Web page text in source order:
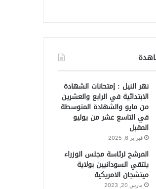
نهر النيل : إمتحانات الشهادة
الابتدائية في الرابع والعشرين
من مايو والشهادة المتوسطة
في التاسع عشر من يوليو
المقبل
فبراير 6, 2025
المرشح لرئاسة مجلس الوزراء
يلتقي السودانيين بولاية
ميتشجان الامريكية
مارس 20, 2023